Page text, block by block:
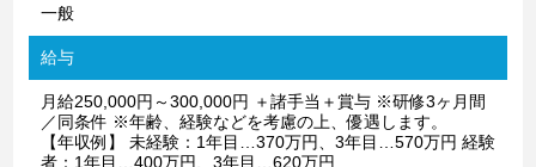
一般
給与
月給250,000円～300,000円 ＋諸手当＋賞与 ※研修3ヶ月間
／同条件 ※年齢、経験などを考慮の上、優遇します。
【年収例】 未経験：1年目…370万円、3年目…570万円 経験
者：1年目…400万円、3年目…620万円